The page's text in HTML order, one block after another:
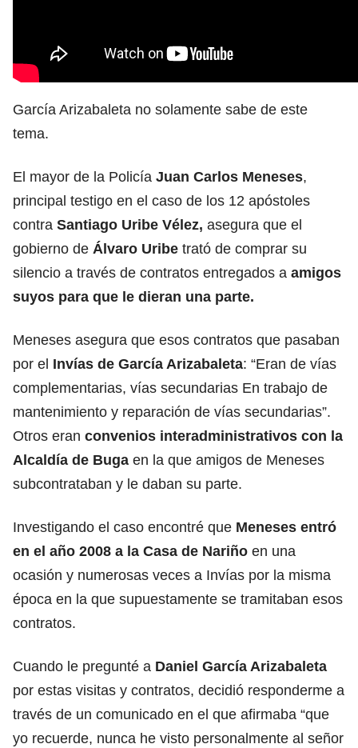
García Arizabaleta no solamente sabe de este
tema.
El mayor de la Policía Juan Carlos Meneses,
principal testigo en el caso de los 12 apóstoles
contra Santiago Uribe Vélez, asegura que el
gobierno de Álvaro Uribe trató de comprar su
silencio a través de contratos entregados a amigos
suyos para que le dieran una parte.
Meneses asegura que esos contratos que pasaban
por el Invías de García Arizabaleta: “Eran de vías
complementarias, vías secundarias En trabajo de
mantenimiento y reparación de vías secundarias”.
Otros eran convenios interadministrativos con la
Alcaldía de Buga en la que amigos de Meneses
subcontrataban y le daban su parte.
Investigando el caso encontré que Meneses entró
en el año 2008 a la Casa de Nariño en una
ocasión y numerosas veces a Invías por la misma
época en la que supuestamente se tramitaban esos
contratos.
Cuando le pregunté a Daniel García Arizabaleta
por estas visitas y contratos, decidió responderme a
través de un comunicado en el que afirmaba “que
yo recuerde, nunca he visto personalmente al señor